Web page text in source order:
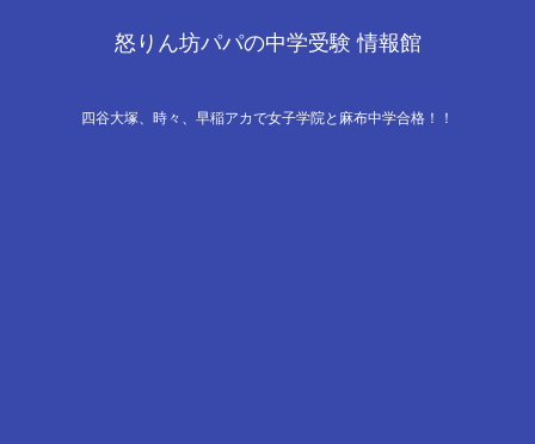
怒りん坊パパの中学受験 情報館
四谷大塚、時々、早稲アカで女子学院と麻布中学合格！！